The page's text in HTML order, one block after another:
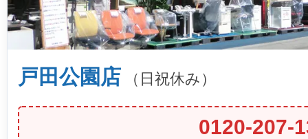
戸田公園店 （日祝休み）
0120-207-